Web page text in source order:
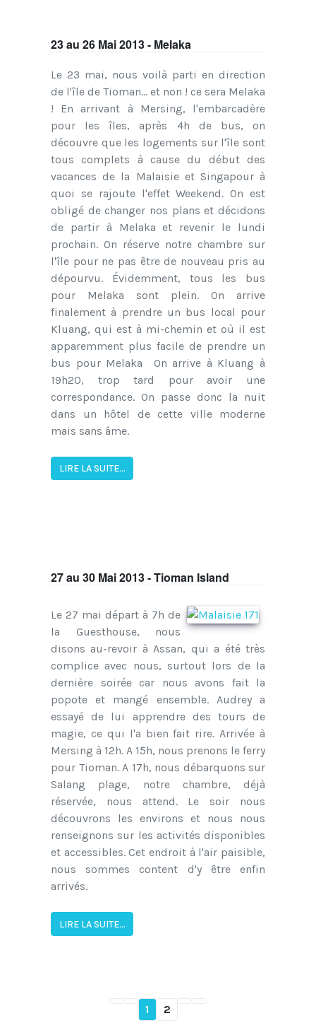
23 au 26 Mai 2013 - Melaka
Le 23 mai, nous voilà parti en direction
de l'île de Tioman... et non ! ce sera Melaka
! En arrivant à Mersing, l'embarcadère
pour les îles, après 4h de bus, on
découvre que les logements sur l'île sont
tous complets à cause du début des
vacances de la Malaisie et Singapour à
quoi se rajoute l'effet Weekend. On est
obligé de changer nos plans et décidons
de partir à Melaka et revenir le lundi
prochain. On réserve notre chambre sur
l'île pour ne pas être de nouveau pris au
dépourvu. Évidemment, tous les bus
pour Melaka sont plein. On arrive
finalement à prendre un bus local pour
Kluang, qui est à mi-chemin et où il est
apparemment plus facile de prendre un
bus pour Melaka On arrive à Kluang à
19h20, trop tard pour avoir une
correspondance. On passe donc la nuit
dans un hôtel de cette ville moderne
mais sans âme.
LIRE LA SUITE...
27 au 30 Mai 2013 - Tioman Island
Le 27 mai départ à 7h de
la Guesthouse, nous
disons au-revoir à Assan, qui a été très
complice avec nous, surtout lors de la
dernière soirée car nous avons fait la
popote et mangé ensemble. Audrey a
essayé de lui apprendre des tours de
magie, ce qui l'a bien fait rire. Arrivée à
Mersing à 12h. A 15h, nous prenons le ferry
pour Tioman. A 17h, nous débarquons sur
Salang plage, notre chambre, déjà
réservée, nous attend. Le soir nous
découvrons les environs et nous nous
renseignons sur les activités disponibles
et accessibles. Cet endroit à l'air paisible,
nous sommes content d'y être enfin
arrivés.
LIRE LA SUITE...
1 2